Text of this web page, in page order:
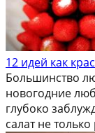
12 идей как
Большинство
новогодние
глубоко
салат не только